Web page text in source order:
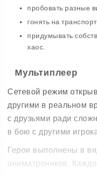
пробовать разные
гонять на
придумывать
хаос.
Мультиплеер
Сетевой режим
другими в реальном
с друзьями ради
в бою с другими
Герои выполнены в
аниматроников.